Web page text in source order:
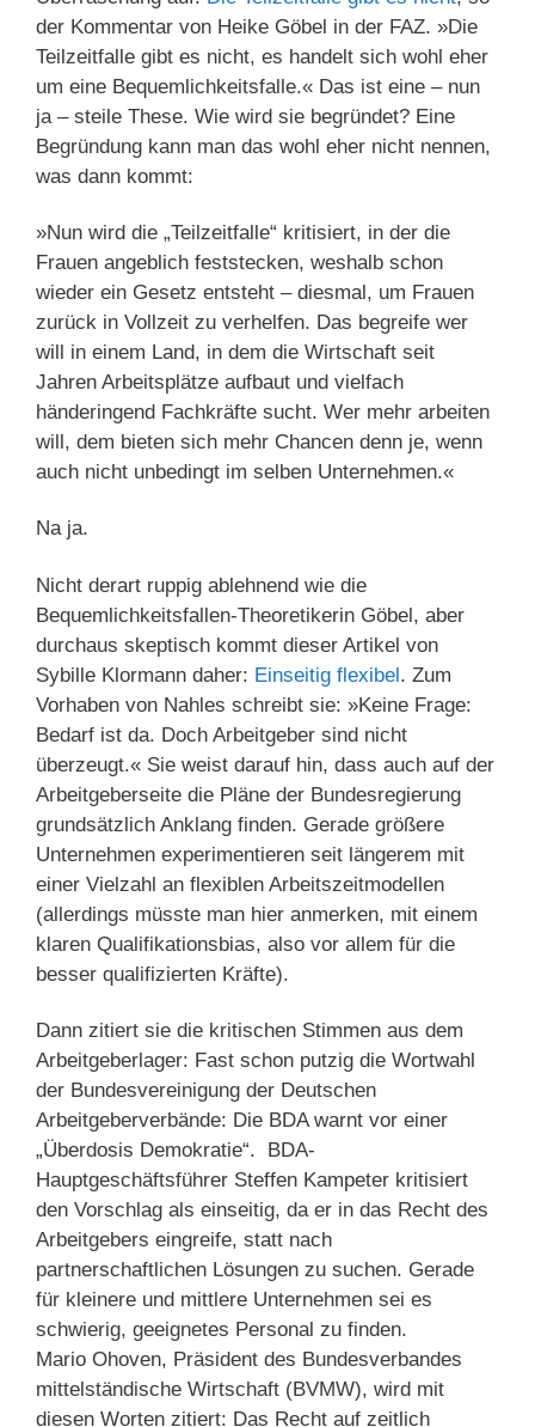
der Kommentar von Heike Göbel in der FAZ. »Die
Teilzeitfalle gibt es nicht, es handelt sich wohl eher
um eine Bequemlichkeitsfalle.« Das ist eine – nun
ja – steile These. Wie wird sie begründet? Eine
Begründung kann man das wohl eher nicht nennen,
was dann kommt:
»Nun wird die „Teilzeitfalle“ kritisiert, in der die
Frauen angeblich feststecken, weshalb schon
wieder ein Gesetz entsteht – diesmal, um Frauen
zurück in Vollzeit zu verhelfen. Das begreife wer
will in einem Land, in dem die Wirtschaft seit
Jahren Arbeitsplätze aufbaut und vielfach
händeringend Fachkräfte sucht. Wer mehr arbeiten
will, dem bieten sich mehr Chancen denn je, wenn
auch nicht unbedingt im selben Unternehmen.«
Na ja.
Nicht derart ruppig ablehnend wie die
Bequemlichkeitsfallen-Theoretikerin Göbel, aber
durchaus skeptisch kommt dieser Artikel von
Sybille Klormann daher: Einseitig flexibel. Zum
Vorhaben von Nahles schreibt sie: »Keine Frage:
Bedarf ist da. Doch Arbeitgeber sind nicht
überzeugt.« Sie weist darauf hin, dass auch auf der
Arbeitgeberseite die Pläne der Bundesregierung
grundsätzlich Anklang finden. Gerade größere
Unternehmen experimentieren seit längerem mit
einer Vielzahl an flexiblen Arbeitszeitmodellen
(allerdings müsste man hier anmerken, mit einem
klaren Qualifikationsbias, also vor allem für die
besser qualifizierten Kräfte).
Dann zitiert sie die kritischen Stimmen aus dem
Arbeitgeberlager: Fast schon putzig die Wortwahl
der Bundesvereinigung der Deutschen
Arbeitgeberverbände: Die BDA warnt vor einer
„Überdosis Demokratie“. BDA-
Hauptgeschäftsführer Steffen Kampeter kritisiert
den Vorschlag als einseitig, da er in das Recht des
Arbeitgebers eingreife, statt nach
partnerschaftlichen Lösungen zu suchen. Gerade
für kleinere und mittlere Unternehmen sei es
schwierig, geeignetes Personal zu finden.
Mario Ohoven, Präsident des Bundesverbandes
mittelständische Wirtschaft (BVMW), wird mit
diesen Worten zitiert: Das Recht auf zeitlich